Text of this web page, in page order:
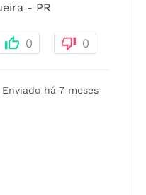
- PR
0 0
Enviado há 7 meses